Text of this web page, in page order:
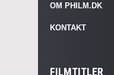
OM PHILM.DK
KONTAKT
FILMTITLER